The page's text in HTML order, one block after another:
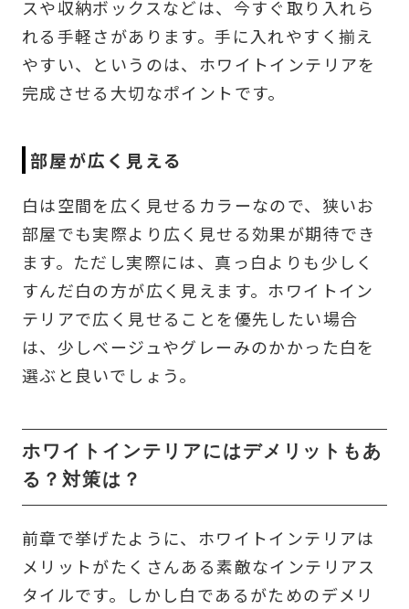
スや収納ボックスなどは、今すぐ取り入れら
れる手軽さがあります。手に入れやすく揃え
やすい、というのは、ホワイトインテリアを
完成させる大切なポイントです。
部屋が広く見える
白は空間を広く見せるカラーなので、狭いお
部屋でも実際より広く見せる効果が期待でき
ます。ただし実際には、真っ白よりも少しく
すんだ白の方が広く見えます。ホワイトイン
テリアで広く見せることを優先したい場合
は、少しベージュやグレーみのかかった白を
選ぶと良いでしょう。
ホワイトインテリアにはデメリットもあ
る？対策は？
前章で挙げたように、ホワイトインテリアは
メリットがたくさんある素敵なインテリアス
タイルです。しかし白であるがためのデメリ